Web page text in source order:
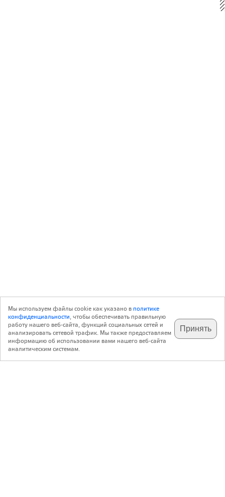
подпишитесь на наш
телеграм @archi_ru
✕
с 20 июля 1999 г.
Мы используем файлы cookie как указано вполитике
конфиденциальности, чтобы обеспечивать правильную
работу нашего веб-сайта, функций социальных сетей и
анализировать сетевой трафик. Мы также предоставляем
информацию об использовании вами нашего веб-сайта
аналитическим системам.
Принять